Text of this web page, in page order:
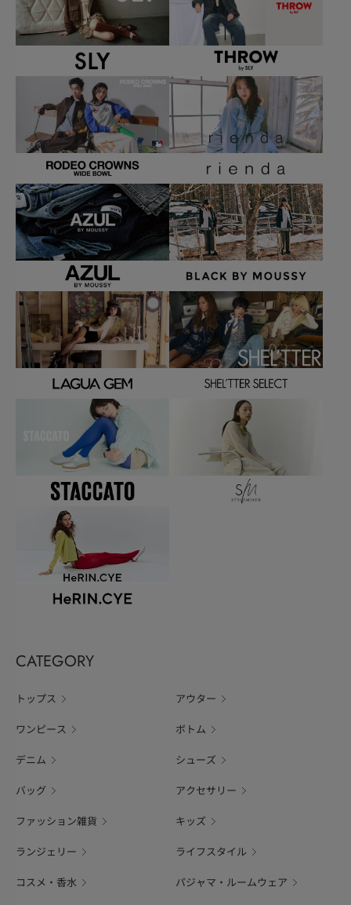
CATEGORY
トップス アウター
ワンピース ボトム
デニム シューズ
バッグ アクセサリー
ファッション雑貨 キッズ
ランジェリー ライフスタイル
コスメ・香水 パジャマ・ルームウェア